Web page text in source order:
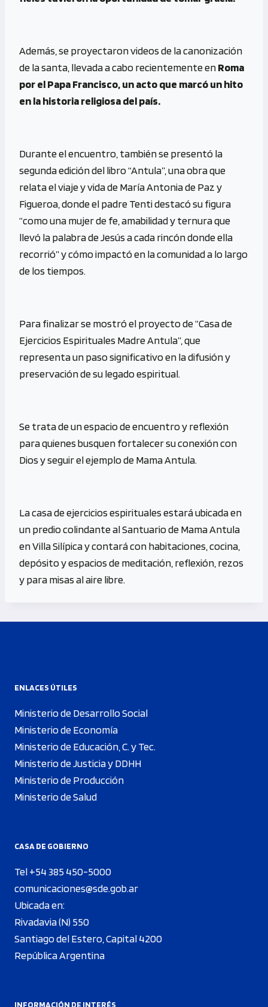
Además, se proyectaron videos de la canonización
de la santa, llevada a cabo recientemente enRoma
por el Papa Francisco, un acto que marcó un hito
en la historia religiosa del país.
Durante el encuentro, también se presentó la
segunda edición del libro “Antula”, una obra que
relata el viaje y vida de María Antonia de Paz y
Figueroa, donde el padre Tenti destacó su figura
“como una mujer de fe, amabilidad y ternura que
llevó la palabra de Jesús a cada rincón donde ella
recorrió” y cómo impactó en la comunidad a lo largo
de los tiempos.
Para finalizar se mostró el proyecto de “Casa de
Ejercicios Espirituales Madre Antula”, que
representa un paso significativo en la difusión y
preservación de su legado espiritual.
Se trata de un espacio de encuentro y reflexión
para quienes busquen fortalecer su conexión con
Dios y seguir el ejemplo de Mama Antula.
La casa de ejercicios espirituales estará ubicada en
un predio colindante al Santuario de Mama Antula
en Villa Silípica y contará con habitaciones, cocina,
depósito y espacios de meditación, reflexión, rezos
y para misas al aire libre.
ENLACES ÚTILES
Ministerio de Desarrollo Social
Ministerio de Economía
Ministerio de Educación, C. y Tec.
Ministerio de Justicia y DDHH
Ministerio de Producción
Ministerio de Salud
CASA DE GOBIERNO
Tel +54 385 450-5000
comunicaciones@sde.gob.ar
Ubicada en:
Rivadavia (N) 550
Santiago del Estero, Capital 4200
República Argentina
INFORMACIÓN DE INTERÉS